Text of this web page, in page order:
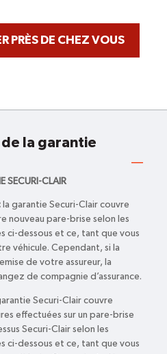
PRÈS DE CHEZ VOUS
la garantie
SECURI-CLAIR
la garantie Securi-Clair couvre
nouveau pare-brise selon les
ci-dessous et ce, tant que vous
véhicule. Cependant, si la
de votre assureur, la
de compagnie d’assurance.
Securi-Clair couvre
effectuées sur un pare-brise
Securi-Clair selon les
ci-dessous et ce, tant que vous